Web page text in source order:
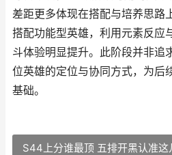
差距更多体现在搭配与培养思路
搭配功能型英雄，利用元素反应
斗体验明显提升。此阶段并非追
位英雄的定位与协同方式，为后
基础。
S44上分谁最顶 五排开黑认准这